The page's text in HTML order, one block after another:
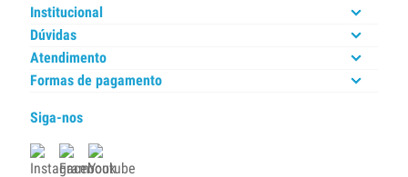
Institucional
Dúvidas
Atendimento
Formas de pagamento
Siga-nos